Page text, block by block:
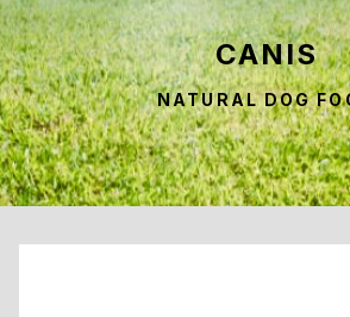
CANIS
NATURAL DOG